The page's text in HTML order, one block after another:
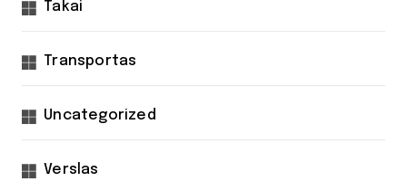
Takai
Transportas
Uncategorized
Verslas